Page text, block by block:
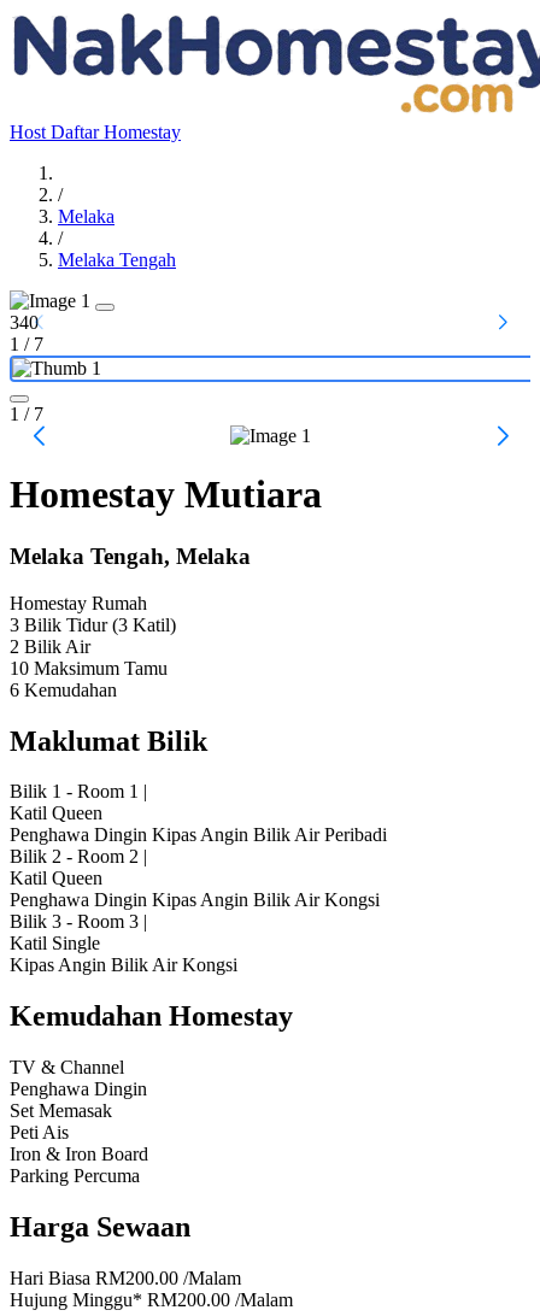
Host Daftar Homestay
/
Melaka
/
Melaka Tengah
340
1 / 7
1 / 7
Homestay Mutiara
Melaka Tengah, Melaka
Homestay Rumah
3 Bilik Tidur(3 Katil)
2 Bilik Air
10 Maksimum Tamu
6 Kemudahan
Maklumat Bilik
Bilik 1 - Room 1 |
Katil Queen
Penghawa Dingin Kipas Angin Bilik Air Peribadi
Bilik 2 - Room 2 |
Katil Queen
Penghawa Dingin Kipas Angin Bilik Air Kongsi
Bilik 3 - Room 3 |
Katil Single
Kipas Angin Bilik Air Kongsi
Kemudahan Homestay
TV & Channel
Penghawa Dingin
Set Memasak
Peti Ais
Iron & Iron Board
Parking Percuma
Harga Sewaan
Hari Biasa RM200.00 /Malam
Hujung Minggu* RM200.00 /Malam